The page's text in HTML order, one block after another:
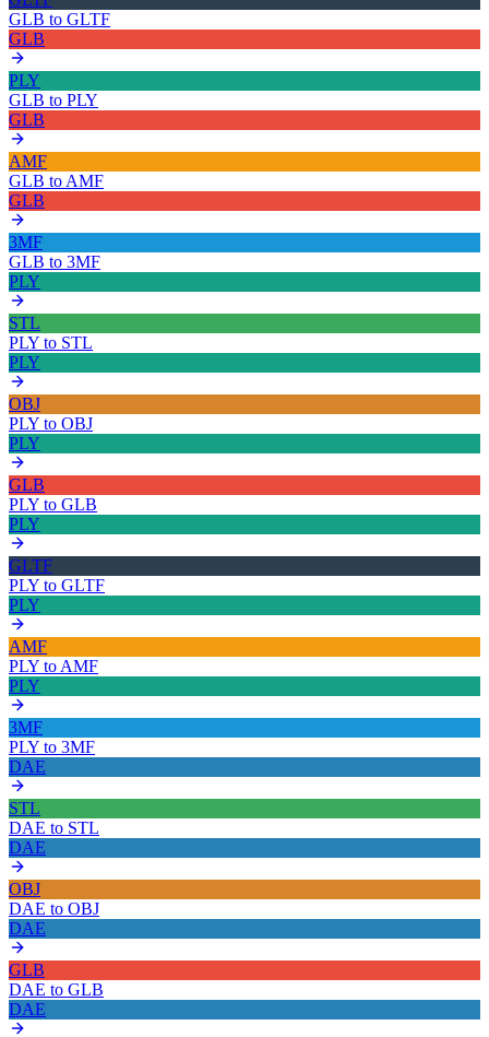
GLB to GLTF
GLB
PLY
GLB to PLY
GLB
AMF
GLB to AMF
GLB
3MF
GLB to 3MF
PLY
STL
PLY to STL
PLY
OBJ
PLY to OBJ
PLY
GLB
PLY to GLB
PLY
GLTF
PLY to GLTF
PLY
AMF
PLY to AMF
PLY
3MF
PLY to 3MF
DAE
STL
DAE to STL
DAE
OBJ
DAE to OBJ
DAE
GLB
DAE to GLB
DAE